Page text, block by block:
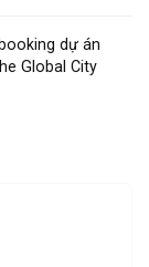
dự án
Global City